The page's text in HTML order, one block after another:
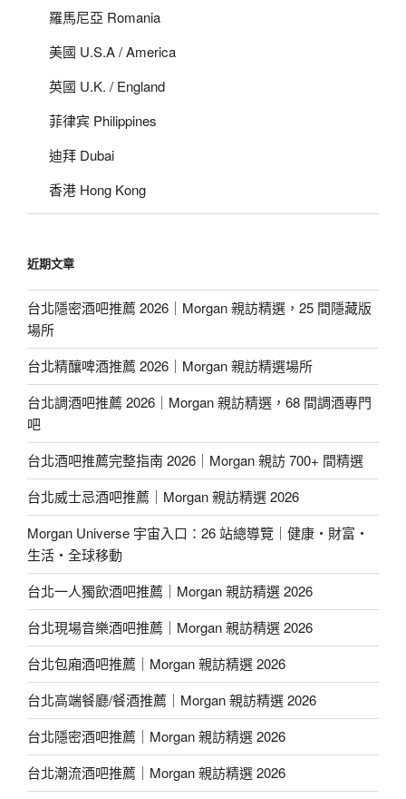
羅馬尼亞 Romania
美國 U.S.A / America
英國 U.K. / England
菲律宾 Philippines
迪拜 Dubai
香港 Hong Kong
近期文章
台北隱密酒吧推薦 2026｜Morgan 親訪精選，25 間隱藏版
場所
台北精釀啤酒推薦 2026｜Morgan 親訪精選場所
台北調酒吧推薦 2026｜Morgan 親訪精選，68 間調酒專門
吧
台北酒吧推薦完整指南 2026｜Morgan 親訪 700+ 間精選
台北威士忌酒吧推薦｜Morgan 親訪精選 2026
Morgan Universe 宇宙入口：26 站總導覽｜健康・財富・
生活・全球移動
台北一人獨飲酒吧推薦｜Morgan 親訪精選 2026
台北現場音樂酒吧推薦｜Morgan 親訪精選 2026
台北包廂酒吧推薦｜Morgan 親訪精選 2026
台北高端餐廳/餐酒推薦｜Morgan 親訪精選 2026
台北隱密酒吧推薦｜Morgan 親訪精選 2026
台北潮流酒吧推薦｜Morgan 親訪精選 2026